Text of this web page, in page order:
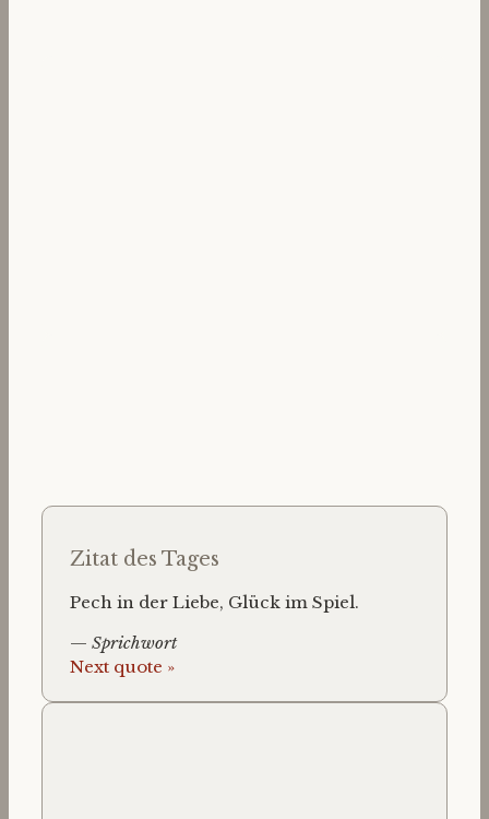
Zitat des Tages
Pech in der Liebe, Glück im Spiel.
— Sprichwort
Next quote »